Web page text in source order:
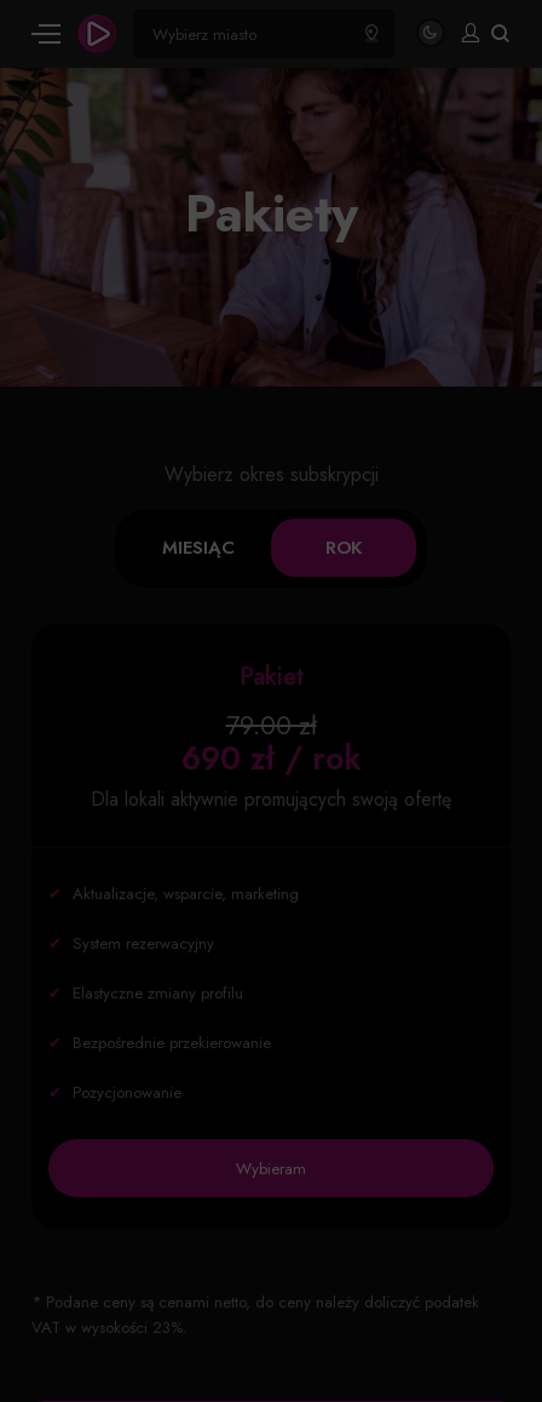
Pakiety
Wybierz okres subskrypcji
MIESIĄC ROK
Pakiet
79.00 zł
690 zł / rok
Dla lokali aktywnie promujących swoją ofertę
✔ Aktualizacje, wsparcie, marketing
✔ System rezerwacyjny
✔ Elastyczne zmiany profilu
✔ Bezpośrednie przekierowanie
✔ Pozycjonowanie
Wybieram
* Podane ceny są cenami netto, do ceny należy doliczyć podatek
VAT w wysokości 23%.